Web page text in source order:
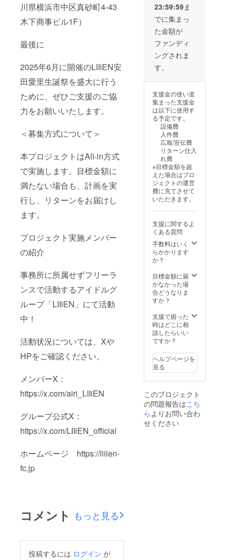
川県横浜市中区真砂町4-43
木下商事ビル1F）
最後に
2025年6月に開催のLIIiEN安
田愛里生誕祭を盛大に行う
ために、ぜひご支援のご協
力をお願いいたします。
＜募集方式について＞
本プロジェクトはAll-in方式
で実施します。目標金額に
満たない場合も、計画を実
行し、リターンをお届けし
ます。
プロジェクト実施メンバー
の紹介
事務所に所属せずフリーラ
ンスで活動するアイドルグ
ループ「LIIiEN」にて活動
中！
活動状況については、Xや
HPをご確認ください。
メンバーX：
https://x.com/airi_LIIiEN
グループ公式X：
https://x.com/LIIiEN_official
ホームページ https://liiien-
fc.jp
コメント もっと見る
投稿するには ログイン が
23:59:59ま
でに集まっ
た金額が
ファンディ
ングされま
す。
支援金の使い道
集まった支援金
は以下に使用す
る予定です。
設備費
人件費
広報/宣伝費
リターン仕入
れ費
※目標金額を超
えた場合はプロ
ジェクトの運営
費に充てさせて
いただきます。
支援に関するよ
くある質問
手数料はいく
らかかります
か？
目標金額に届
かなかった場
合どうなりま
すか？
支援で困った
時はどこに相
談したらいい
ですか？
ヘルプページを
見る
このプロジェクト
の問題報告はこち
ら よりお問い合わ
せください